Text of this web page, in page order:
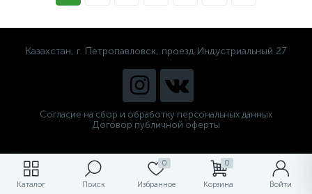
Каталог Поиск
0
Избранное
0
Корзина Войти
Казахстан, г. Петропавловск, проезд Индустриальный 27
Согласие на сбор и обработку персональных данных
Договор публичной оферты